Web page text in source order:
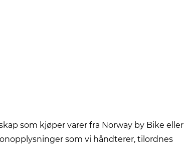
som kjøper varer fra Norway by Bike eller
som vi håndterer, tilordnes